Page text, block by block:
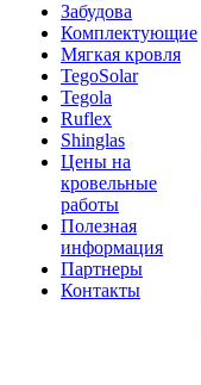
Забудова
Комплектующие
Мягкая кровля
TegoSolar
Tegola
Ruflex
Shinglas
Цены на
кровельные
работы
Полезная
информация
Партнеры
Контакты